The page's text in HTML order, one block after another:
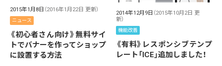
2015年1月8日 （2016年1月22日 更新）
ニュース
《初心者さん向け》無料サイ
トでバナーを作ってショップ
に設置する方法
2014年12月9日 （2015年10月2日 更
新）
機能改善
《有料》レスポンシブテンプ
レート「ICE」追加しました！